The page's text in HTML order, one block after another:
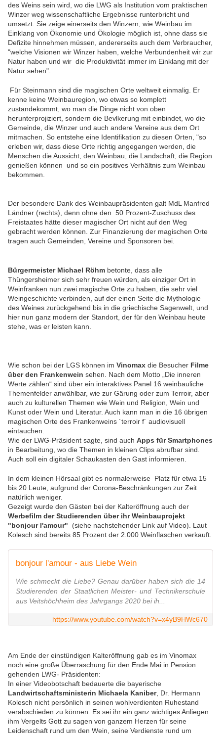
des Weins sein wird, wo die LWG als Institution vom praktischen
Winzer weg wissenschaftliche Ergebnisse runterbricht und
umsetzt. Sie zeige einerseits den Winzern, wie Weinbau im
Einklang von Ökonomie und Ökologie möglich ist, ohne dass sie
Defizite hinnehmen müssen, andererseits auch dem Verbraucher,
"welche Visionen wir Winzer haben, welche Verbundenheit wir zur
Natur haben und wir die Produktivität immer im Einklang mit der
Natur sehen".
Für Steinmann sind die magischen Orte weltweit einmalig. Er
kenne keine Weinbauregion, wo etwas so komplett
zustandekommt, wo man die Dinge nicht von oben
herunterprojiziert, sondern die Bevlkerung mit einbindet, wo die
Gemeinde, die Winzer und auch andere Vereine aus dem Ort
mitmachen. So entstehe eine Identifikation zu diesen Orten, "so
erleben wir, dass diese Orte richtig angegangen werden, die
Menschen die Aussicht, den Weinbau, die Landschaft, die Region
genießen können und so ein positives Verhältnis zum Weinbau
bekommen.
Der besondere Dank des Weinbaupräsidenten galt MdL Manfred
Ländner (rechts), denn ohne den 50 Prozent-Zuschuss des
Freistaates hätte dieser magischer Ort nicht auf den Weg
gebracht werden können. Zur Finanzierung der magischen Orte
tragen auch Gemeinden, Vereine und Sponsoren bei.
Bürgermeister Michael Röhm betonte, dass alle
Thüngersheimer sich sehr freuen würden, als einziger Ort in
Weinfranken nun zwei magische Orte zu haben, die sehr viel
Weingeschichte verbinden, auf der einen Seite die Mythologie
des Weines zurückgehend bis in die griechische Sagenwelt, und
hier nun ganz modern der Standort, der für den Weinbau heute
stehe, was er leisten kann.
Wie schon bei der LGS können im Vinomax die Besucher Filme
über den Frankenwein sehen. Nach dem Motto „Die inneren
Werte zählen“ sind über ein interaktives Panel 16 weinbauliche
Themenfelder anwählbar, wie zur Gärung oder zum Terroir, aber
auch zu kulturellen Themen wie Wein und Religion, Wein und
Kunst oder Wein und Literatur. Auch kann man in die 16 übrigen
magischen Orte des Frankenweins ´terroir f´ audiovisuell
eintauchen.
Wie der LWG-Präsident sagte, sind auch Apps für Smartphones
in Bearbeitung, wo die Themen in kleinen Clips abrufbar sind.
Auch soll ein digitaler Schaukasten den Gast informieren.
In dem kleinen Hörsaal gibt es normalerweise Platz für etwa 15
bis 20 Leute, aufgrund der Corona-Beschränkungen zur Zeit
natürlich weniger.
Gezeigt wurde den Gästen bei der Kalteröffnung auch der
Werbefilm der Studierenden über ihr Weinbauprojekt
"bonjour l'amour" (siehe nachstehender Link auf Video). Laut
Kolesch sind bereits 85 Prozent der 2.000 Weinflaschen verkauft.
bonjour l'amour - aus Liebe Wein
Wie schmeckt die Liebe? Genau darüber haben sich die 14
Studierenden der Staatlichen Meister- und Technikerschule
aus Veitshöchheim des Jahrgangs 2020 bei ih...
https://www.youtube.com/watch?v=x4yB9HWc670
Am Ende der einstündigen Kalteröffnung gab es im Vinomax
noch eine große Überraschung für den Ende Mai in Pension
gehenden LWG- Präsidenten:
In einer Videobotschaft bedauerte die bayerische
Landwirtschaftsministerin Michaela Kaniber, Dr. Hermann
Kolesch nicht persönlich in seinen wohlverdienten Ruhestand
verabschieden zu können. Es sei ihr ein ganz wichtiges Anliegen
ihm Vergelts Gott zu sagen von ganzem Herzen für seine
Leidenschaft rund um den Wein, seine Verdienste rund um